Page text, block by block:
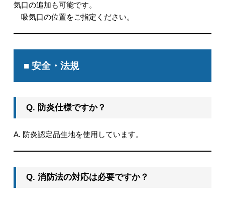
気口の追加も可能です。
吸気口の位置をご指定ください。
■ 安全・法規
Q. 防炎仕様ですか？
A. 防炎認定品生地を使用しています。
Q. 消防法の対応は必要ですか？